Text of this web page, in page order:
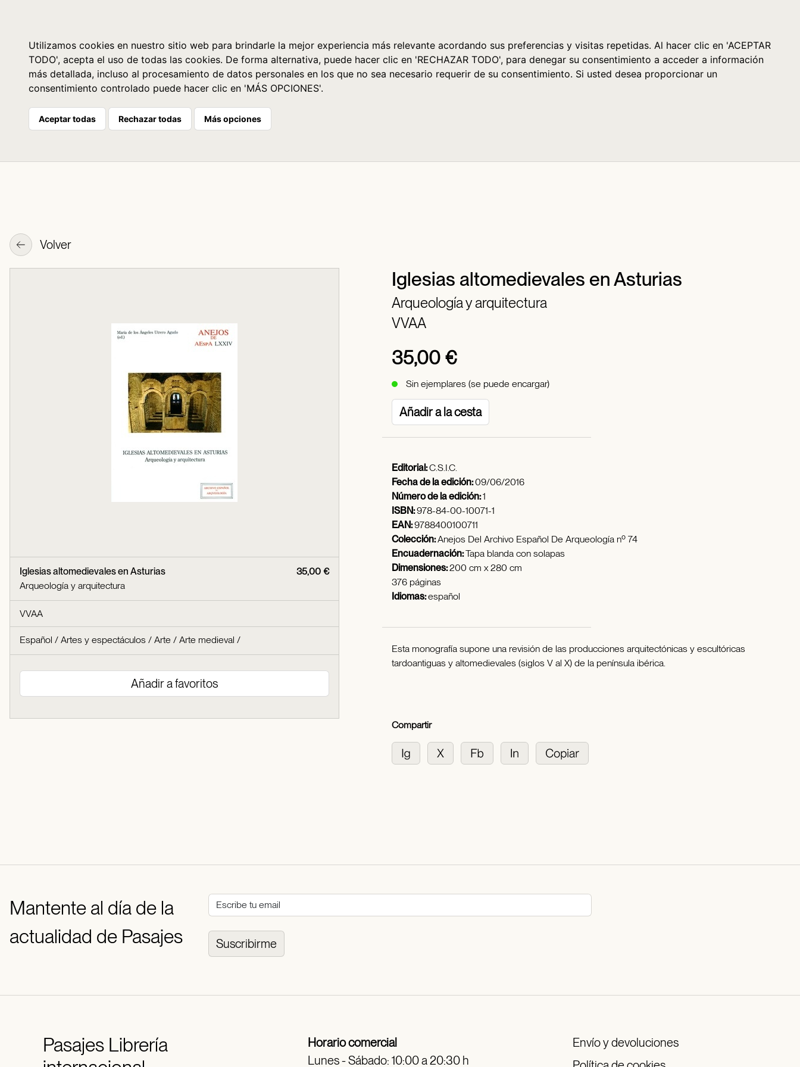
Utilizamos cookies en nuestro sitio web para brindarle la mejor experiencia más relevante acordando sus preferencias y visitas repetidas. Al hacer clic en 'ACEPTAR
TODO', acepta el uso de todas las cookies. De forma alternativa, puede hacer clic en 'RECHAZAR TODO', para denegar su consentimiento a acceder a información
más detallada, incluso al procesamiento de datos personales en los que no sea necesario requerir de su consentimiento. Si usted desea proporcionar un
consentimiento controlado puede hacer clic en 'MÁS OPCIONES'.
Aceptar todas Rechazar todas Más opciones
Volver
Iglesias altomedievales en Asturias
Arqueología y arquitectura
VVAA
35,00 €
Sin ejemplares (se puede encargar)
Añadir a la cesta
35,00 €
Iglesias altomedievales en Asturias
Arqueología y arquitectura
VVAA
Español / Artes y espectáculos / Arte / Arte medieval /
Añadir a favoritos
Editorial:C.S.I.C.
Fecha de la edición:09/06/2016
Número de la edición:1
ISBN:978-84-00-10071-1
EAN:9788400100711
Colección:Anejos Del Archivo Español De Arqueología nº 74
Encuadernación:Tapa blanda con solapas
Dimensiones:200 cm x 280 cm
376 páginas
Idiomas:español
Esta monografía supone una revisión de las producciones arquitectónicas y escultóricas
tardoantiguas y altomedievales (siglos V al X) de la península ibérica.
Compartir
Mantente al día de la
actualidad de Pasajes
Suscribirme
PasajesLibrería
Horario comercial
Lunes - Sábado: 10:00 a 20:30 h
Envío y devoluciones